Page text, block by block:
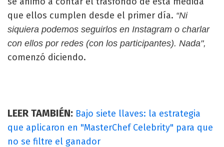
que ellos cumplen desde el primer día. “Ni
siquiera podemos seguirlos en Instagram o charlar
con ellos por redes (con los participantes). Nada",
comenzó diciendo.
LEER TAMBIÉN: Bajo siete llaves: la estrategia
que aplicaron en "MasterChef Celebrity" para que
no se filtre el ganador